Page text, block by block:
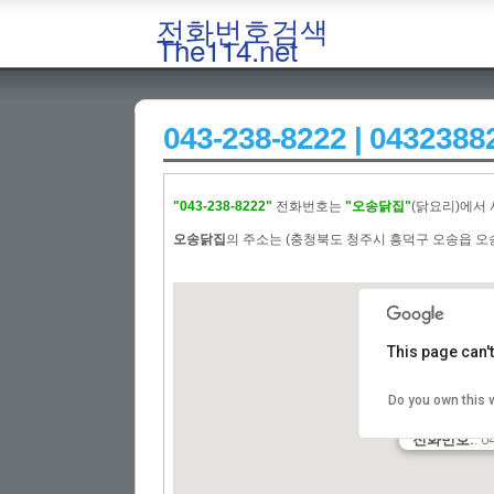
전화번호검색
The114.net
043-238-8222 |
"043-238-8222" 전화번호는 "오송닭집"(닭요리)에서
오송닭집 의 주소는 (충청북도 청주시 흥덕구 오송읍
업체명: :오
: (충
전화번호::
This page
Do you own this